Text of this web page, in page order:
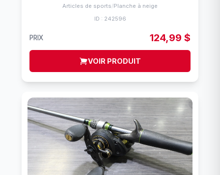
Articles de sports/Planche à neige
ID : 242596
PRIX 124,99 $
VOIR PRODUIT